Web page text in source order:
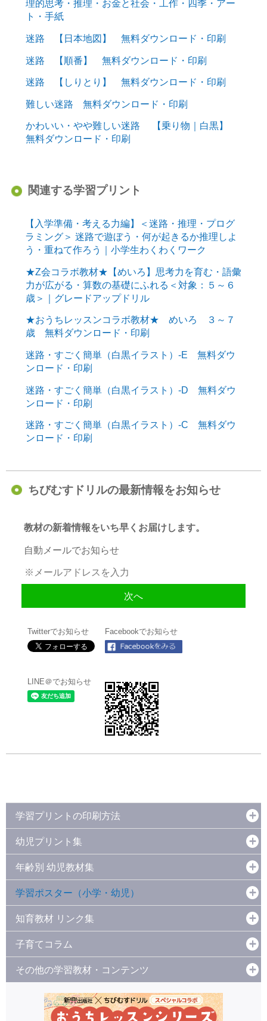
理的思考・推理・お金と社会・工作・四季・アー
ト・手紙
迷路 【日本地図】 無料ダウンロード・印刷
迷路 【順番】 無料ダウンロード・印刷
迷路 【しりとり】 無料ダウンロード・印刷
難しい迷路 無料ダウンロード・印刷
かわいい・やや難しい迷路 【乗り物｜白黒】
無料ダウンロード・印刷
関連する学習プリント
【入学準備・考える力編】＜迷路・推理・プログ
ラミング＞ 迷路で遊ぼう・何が起きるか推理しよ
う・重ねて作ろう｜小学生わくわくワーク
★Z会コラボ教材★【めいろ】思考力を育む・語彙
力が広がる・算数の基礎にふれる＜対象：５～６
歳＞｜グレードアップドリル
★おうちレッスンコラボ教材★ めいろ ３～７
歳 無料ダウンロード・印刷
迷路・すごく簡単（白黒イラスト）-E 無料ダウ
ンロード・印刷
迷路・すごく簡単（白黒イラスト）-D 無料ダウ
ンロード・印刷
迷路・すごく簡単（白黒イラスト）-C 無料ダウ
ンロード・印刷
ちびむすドリルの最新情報をお知らせ
教材の新着情報をいち早くお届けします。
自動メールでお知らせ
Twitterでお知らせ Facebookでお知らせ
LINE＠でお知らせ
学習プリントの印刷方法
幼児プリント集
年齢別 幼児教材集
学習ポスター（小学・幼児）
知育教材 リンク集
子育てコラム
その他の学習教材・コンテンツ